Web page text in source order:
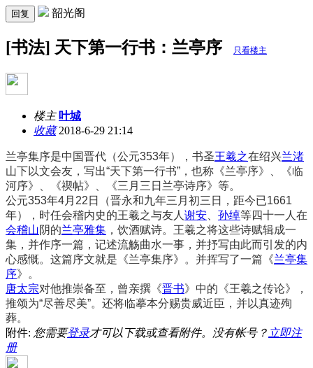
回复 韶光阁
[书法] 天下第一行书：兰亭序 只看楼主
楼主 叶城
收藏2018-6-29 21:14
兰亭集序是中国晋代（公元353年），书圣王羲之在绍兴兰渚
山下以文会友，写出“天下第一行书”，也称《兰亭序》、《临
河序》、《禊帖》、《三月三日兰亭诗序》等。
公元353年4月22日（晋永和九年三月初三日，距今已1661
年），时任会稽内史的王羲之与友人 谢安 孙绰等四十一人在
会稽山阴的兰亭雅集 ，饮酒赋诗。王羲之将这些诗赋辑成一
集，并作序一篇，记述流觞曲水一事，并抒写由此而引发的内
心感慨。这篇序文就是《兰亭集序》。并挥写了一篇《兰亭集
序》。
唐太宗对他推崇备至，曾亲撰《晋书》中的《王羲之传论》，
推颂为“尽善尽美”。还将临摹本分赐贵威近臣，并以真迹殉
葬。
附件: 您需要登录才可以下载或查看附件。没有帐号？ 立即注
册